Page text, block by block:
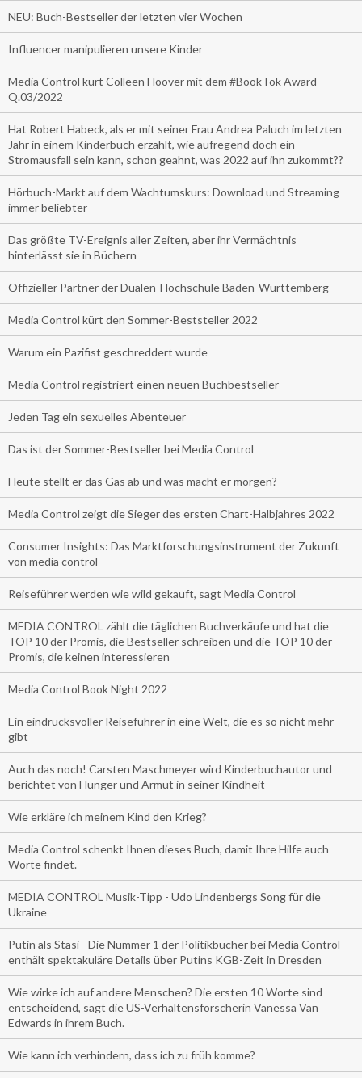
NEU: Buch-Bestseller der letzten vier Wochen
Influencer manipulieren unsere Kinder
Media Control kürt Colleen Hoover mit dem #BookTok Award
Q.03/2022
Hat Robert Habeck, als er mit seiner Frau Andrea Paluch im letzten
Jahr in einem Kinderbuch erzählt, wie aufregend doch ein
Stromausfall sein kann, schon geahnt, was 2022 auf ihn zukommt??
Hörbuch-Markt auf dem Wachtumskurs: Download und Streaming
immer beliebter
Das größte TV-Ereignis aller Zeiten, aber ihr Vermächtnis
hinterlässt sie in Büchern
Offizieller Partner der Dualen-Hochschule Baden-Württemberg
Media Control kürt den Sommer-Beststeller 2022
Warum ein Pazifist geschreddert wurde
Media Control registriert einen neuen Buchbestseller
Jeden Tag ein sexuelles Abenteuer
Das ist der Sommer-Bestseller bei Media Control
Heute stellt er das Gas ab und was macht er morgen?
Media Control zeigt die Sieger des ersten Chart-Halbjahres 2022
Consumer Insights: Das Marktforschungsinstrument der Zukunft
von media control
Reiseführer werden wie wild gekauft, sagt Media Control
MEDIA CONTROL zählt die täglichen Buchverkäufe und hat die
TOP 10 der Promis, die Bestseller schreiben und die TOP 10 der
Promis, die keinen interessieren
Media Control Book Night 2022
Ein eindrucksvoller Reiseführer in eine Welt, die es so nicht mehr
gibt
Auch das noch! Carsten Maschmeyer wird Kinderbuchautor und
berichtet von Hunger und Armut in seiner Kindheit
Wie erkläre ich meinem Kind den Krieg?
Media Control schenkt Ihnen dieses Buch, damit Ihre Hilfe auch
Worte findet.
MEDIA CONTROL Musik-Tipp - Udo Lindenbergs Song für die
Ukraine
Putin als Stasi - Die Nummer 1 der Politikbücher bei Media Control
enthält spektakuläre Details über Putins KGB-Zeit in Dresden
Wie wirke ich auf andere Menschen? Die ersten 10 Worte sind
entscheidend, sagt die US-Verhaltensforscherin Vanessa Van
Edwards in ihrem Buch.
Wie kann ich verhindern, dass ich zu früh komme?